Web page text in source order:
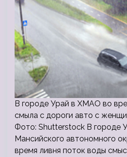
В городе Урай в ХМАО во
смыла с дороги авто с
Фото: Shutterstock В городе
Мансийского автономного
время ливня поток воды